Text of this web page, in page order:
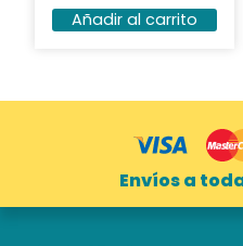
Añadir al carrito
Envíos a